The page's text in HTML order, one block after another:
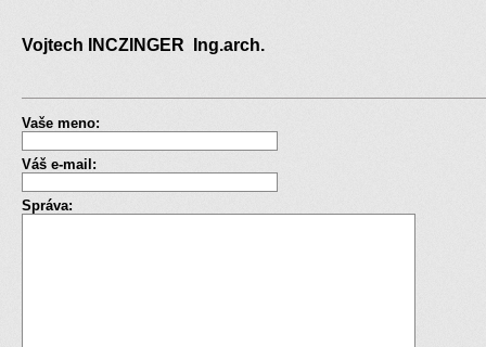
Vojtech INCZINGER Ing.arch.
Vaše meno:
Váš e-mail:
Správa: